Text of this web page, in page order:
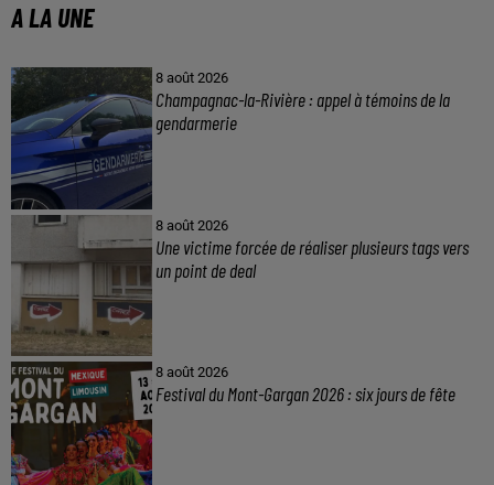
A LA UNE
8 août 2026
Champagnac-la-Rivière : appel à témoins de la
gendarmerie
8 août 2026
Une victime forcée de réaliser plusieurs tags vers
un point de deal
8 août 2026
Festival du Mont-Gargan 2026 : six jours de fête